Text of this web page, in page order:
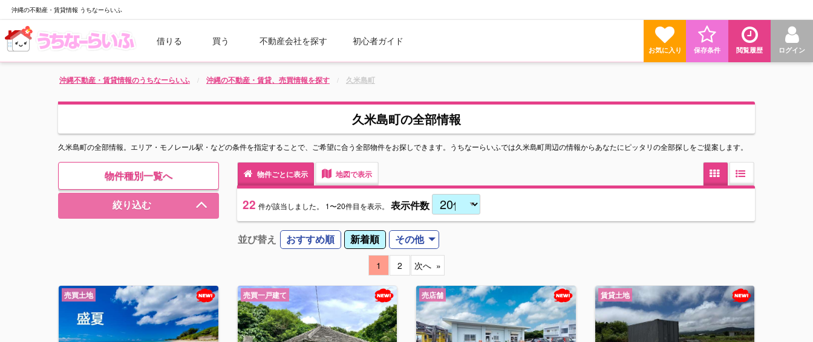
沖縄の不動産・賃貸情報 うちなーらいふ
借りる 買う 不動産会社を探す 初心者ガイド
ログイン
閲覧履歴
保存条件
お気に入り
沖縄不動産・賃貸情報のうちなーらいふ 沖縄の不動産・賃貸、売買情報を探す 久米島町
久米島町の全部情報
久米島町の全部情報。エリア・モノレール駅・などの条件を指定することで、ご希望に合う全部物件をお探しできます。うちなーらいふでは久米島町周辺の情報からあなたにピッタリの全部探しをご提案します。
物件種別一覧へ
絞り込む
物件ごとに表示 地図で表示
22 件が該当しました。 1〜20件目を表示。 表示件数
並び替え おすすめ順 新着順 その他
1 2 次へ
売買土地 売買一戸建て 売店舗 賃貸土地